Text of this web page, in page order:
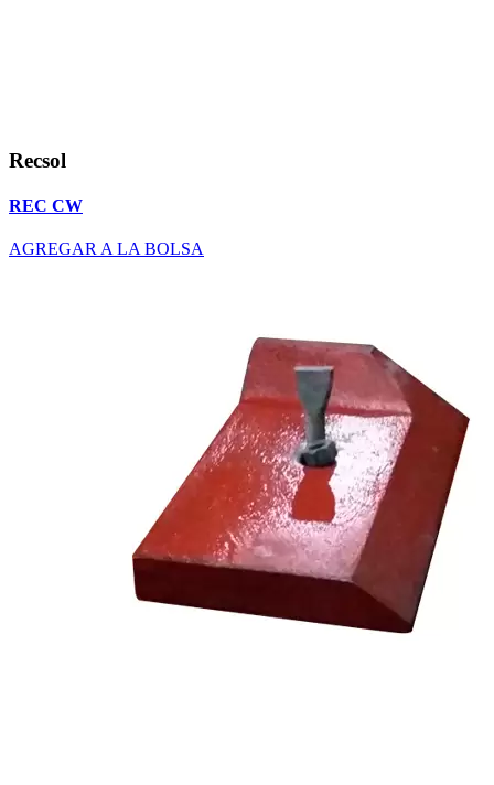
Recsol
REC CW
AGREGAR A LA BOLSA